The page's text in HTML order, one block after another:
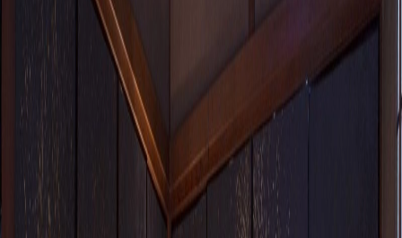
標準在庫品
サイズの補足情報
W970×H1080mm
素材
和紙
素材の補足情報